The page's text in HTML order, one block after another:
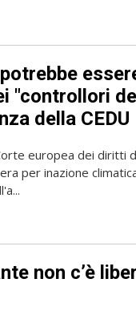
"controllori
della CEDU
europea dei diritti
per inazione
non c’è